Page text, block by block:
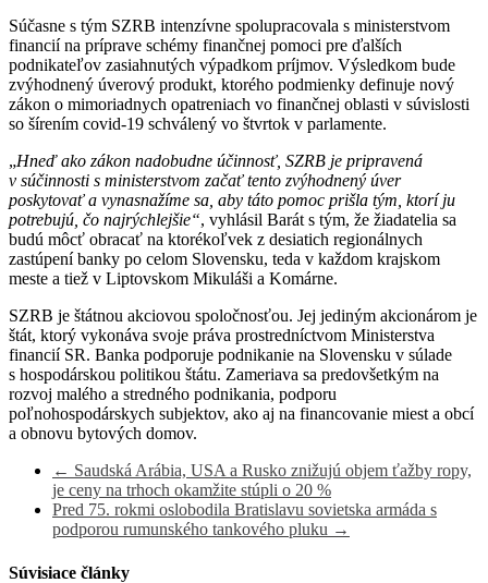
Súčasne s tým SZRB intenzívne spolupracovala s ministerstvom
financií na príprave schémy finančnej pomoci pre ďalších
podnikateľov zasiahnutých výpadkom príjmov. Výsledkom bude
zvýhodnený úverový produkt, ktorého podmienky definuje nový
zákon o mimoriadnych opatreniach vo finančnej oblasti v súvislosti
so šírením covid-19 schválený vo štvrtok v parlamente.
„Hneď ako zákon nadobudne účinnosť, SZRB je pripravená
v súčinnosti s ministerstvom začať tento zvýhodnený úver
poskytovať a vynasnažíme sa, aby táto pomoc prišla tým, ktorí ju
potrebujú, čo najrýchlejšie“, vyhlásil Barát s tým, že žiadatelia sa
budú môcť obracať na ktorékoľvek z desiatich regionálnych
zastúpení banky po celom Slovensku, teda v každom krajskom
meste a tiež v Liptovskom Mikuláši a Komárne.
SZRB je štátnou akciovou spoločnosťou. Jej jediným akcionárom je
štát, ktorý vykonáva svoje práva prostredníctvom Ministerstva
financií SR. Banka podporuje podnikanie na Slovensku v súlade
s hospodárskou politikou štátu. Zameriava sa predovšetkým na
rozvoj malého a stredného podnikania, podporu
poľnohospodárskych subjektov, ako aj na financovanie miest a obcí
a obnovu bytových domov.
← Saudská Arábia, USA a Rusko znižujú objem ťažby ropy,
je ceny na trhoch okamžite stúpli o 20 %
Pred 75. rokmi oslobodila Bratislavu sovietska armáda s
podporou rumunského tankového pluku →
Súvisiace články